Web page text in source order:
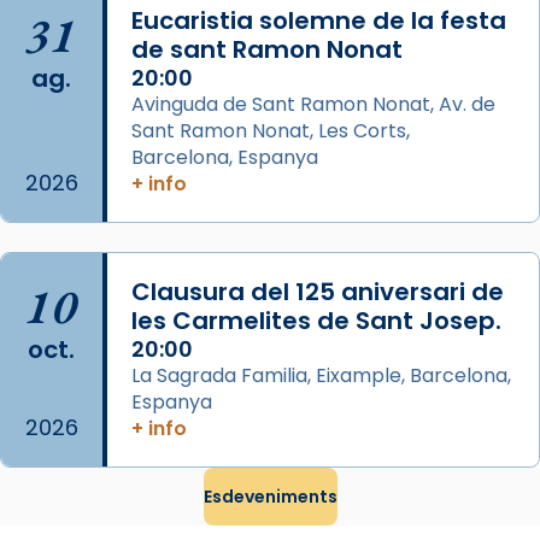
comitè organitzador de la visita apostòlica
del Sant Pare Lleó XIV a Barcelona, i als
col·laboradors, a la Catedral de Barcelona.
L’arquebisbe de Barcelona, el cardenal Joan
Josep Omella, ha presidit la missa i l’ha
concelebrat el bisbe auxiliar de Barcelona,
Mons. David Abadías.
📸 Dr. G. Simón
Photo
View on Facebook Share
Arquebisbat de Barcelona
2 weeks ago
Memòria de les santes Juliana i
Semproniana, verges i màrtirs.
31
ag.
2026
Eucaristia solemne de la festa
de sant Ramon Nonat
20:00
Avinguda de Sant Ramon Nonat, Av. de
Sant Ramon Nonat, Les Corts,
Barcelona, Espanya
+ info
10
oct.
2026
Clausura del 125 aniversari de
les Carmelites de Sant Josep.
20:00
La Sagrada Familia, Eixample, Barcelona,
Espanya
+ info
Esdeveniments